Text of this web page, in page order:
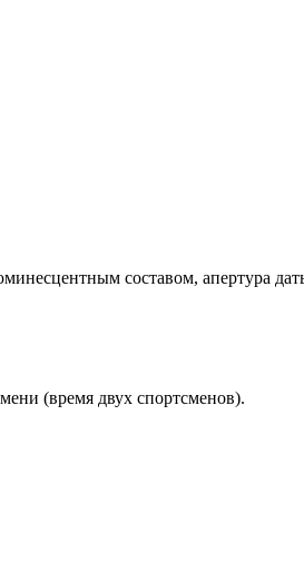
составом, апертура
(время двух спортсменов).